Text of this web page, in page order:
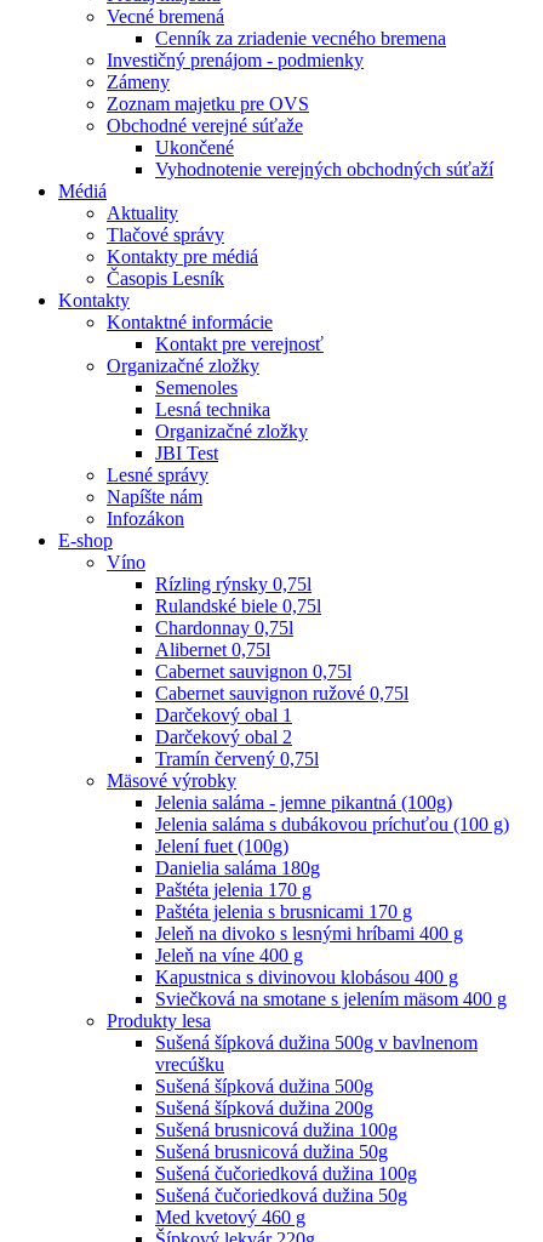
Vecné bremená
Cenník za zriadenie vecného bremena
Investičný prenájom - podmienky
Zámeny
Zoznam majetku pre OVS
Obchodné verejné súťaže
Ukončené
Vyhodnotenie verejných obchodných súťaží
Médiá
Aktuality
Tlačové správy
Kontakty pre médiá
Časopis Lesník
Kontakty
Kontaktné informácie
Kontakt pre verejnosť
Organizačné zložky
Semenoles
Lesná technika
Organizačné zložky
JBI Test
Lesné správy
Napíšte nám
Infozákon
E-shop
Víno
Rízling rýnsky 0,75l
Rulandské biele 0,75l
Chardonnay 0,75l
Alibernet 0,75l
Cabernet sauvignon 0,75l
Cabernet sauvignon ružové 0,75l
Darčekový obal 1
Darčekový obal 2
Tramín červený 0,75l
Mäsové výrobky
Jelenia saláma - jemne pikantná (100g)
Jelenia saláma s dubákovou príchuťou (100 g)
Jelení fuet (100g)
Danielia saláma 180g
Paštéta jelenia 170 g
Paštéta jelenia s brusnicami 170 g
Jeleň na divoko s lesnými hríbami 400 g
Jeleň na víne 400 g
Kapustnica s divinovou klobásou 400 g
Sviečková na smotane s jelením mäsom 400 g
Produkty lesa
Sušená šípková dužina 500g v bavlnenom
vrecúšku
Sušená šípková dužina 500g
Sušená šípková dužina 200g
Sušená brusnicová dužina 100g
Sušená brusnicová dužina 50g
Sušená čučoriedková dužina 100g
Sušená čučoriedková dužina 50g
Med kvetový 460 g